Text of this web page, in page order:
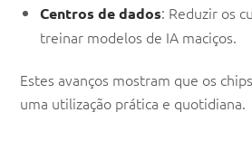
Centros de dados: Reduzir os
treinar modelos de IA maciços.
Estes avanços mostram que os
uma utilização prática e quotidiana.